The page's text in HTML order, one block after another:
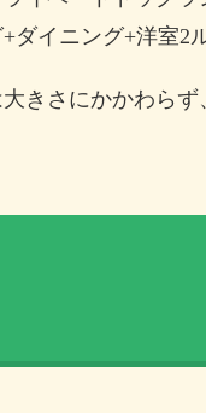
+ダイニング+洋室2
きさにかかわらず